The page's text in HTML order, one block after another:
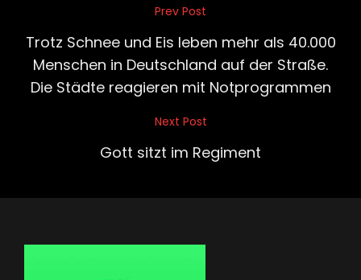
Beitragsnavigation
Post
Prev Post
Trotz Schnee und Eis leben mehr als 40.000
Menschen in Deutschland auf der Straße.
Die Städte reagieren mit Notprogrammen
Next Post
Gott sitzt im Regiment